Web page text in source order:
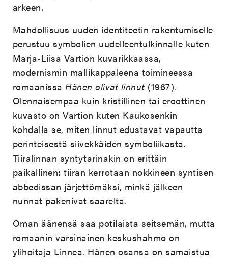
arkeen.
Mahdollisuus uuden identiteetin rakentumiselle
perustuu symbolien uudelleentulkinnalle kuten
Marja-Liisa Vartion kuvarikkaassa,
modernismin mallikappaleena toimineessa
romaanissaHänen olivat linnut (1967).
Olennaisempaa kuin kristillinen tai eroottinen
kuvasto on Vartion kuten Kaukosenkin
kohdalla se, miten linnut edustavat vapautta
perinteisestä siivekkäiden symboliikasta.
Tiiralinnan syntytarinakin on erittäin
paikallinen: tiiran kerrotaan nokkineen syntisen
abbedissan järjettömäksi, minkä jälkeen
nunnat pakenivat saarelta.
Oman äänensä saa potilaista seitsemän, mutta
romaanin varsinainen keskushahmo on
ylihoitaja Linnea. Hänen osansa on samaistua